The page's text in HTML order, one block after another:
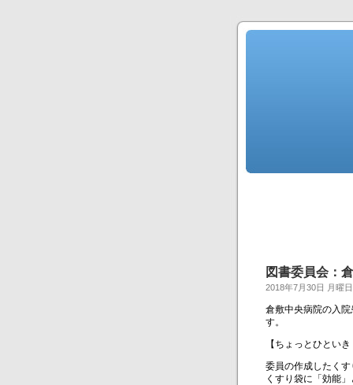
図書委員会：
2018年7月30日 月曜日
倉敷中央病院の入
す。
【ちょっとひとい
委員の作成したく
くすり袋に「効能